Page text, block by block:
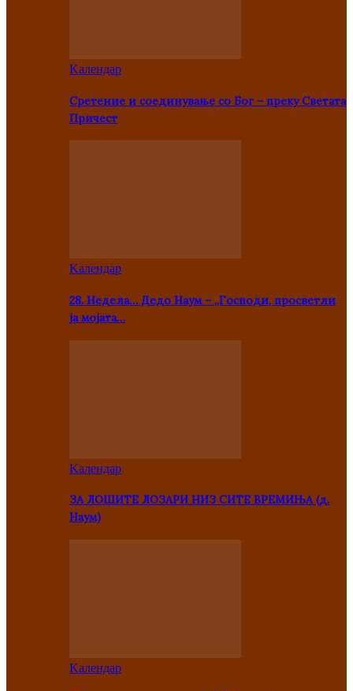
Kалендар
Сретение и соединување со Бог – преку Светата
Причест
Kалендар
28. Недела… Дедо Наум – „Господи, просветли
ја мојата…
Kалендар
ЗА ЛОШИТЕ ЛОЗАРИ НИЗ СИТЕ ВРЕМИЊА (д.
Наум)
Kалендар